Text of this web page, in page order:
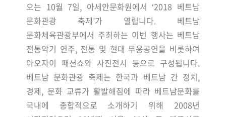
오는 10월 7일, 아세안문화원에서 ‘2018 베트남
문화관광 축제’가 열립니다. 베트남
문화체육관광부에서 주최하는 이번 행사는 베트남
전통악기 연주, 전통 및 현대 무용공연을 비롯하여
아오자이 패션쇼와 사진전시 등으로 구성됩니다.
베트남 문화관광 축제는 한국과 베트남 간 정치,
경제, 문화 교류가 활발해짐에 따라 베트남문화를
국내에 종합적으로 소개하기 위해 2008년